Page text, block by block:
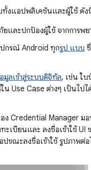
ทั้งแอปพลิเคชันและผู้ใช้ ดัง
และปกป้องผู้ใช้ จากการพย
ปกรณ์ Android ทุกรูป แบบ
มูลเข้าสู่ระบบดิจิทัล, เช่น ใบ
Use Case ต่างๆ เป็นไป
ง Credential Manager ม
ะเบียนและ ลงชื่อเข้าใช้
ขณะลงชื่อเข้าใช้ รูปภาพต่